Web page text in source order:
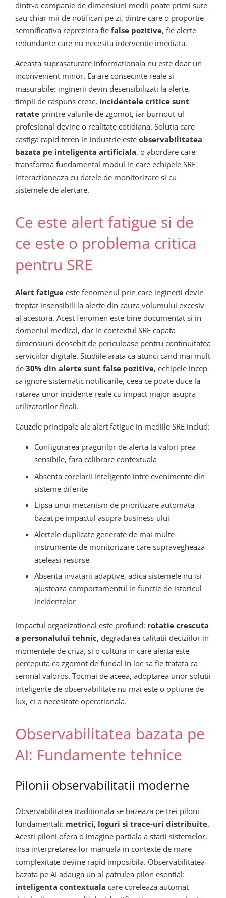
dintr-o companie de dimensiuni medii poate primi sute
sau chiar mii de notificari pe zi, dintre care o proportie
semnificativa reprezinta fie false pozitive, fie alerte
redundante care nu necesita interventie imediata.
Aceasta suprasaturare informationala nu este doar un
inconvenient minor. Ea are consecinte reale si
masurabile: inginerii devin desensibilizati la alerte,
timpii de raspuns cresc, incidentele critice sunt
ratate printre valurile de zgomot, iar burnout-ul
profesional devine o realitate cotidiana. Solutia care
castiga rapid teren in industrie este observabilitatea
bazata pe inteligenta artificiala, o abordare care
transforma fundamental modul in care echipele SRE
interactioneaza cu datele de monitorizare si cu
sistemele de alertare.
Ce este alert fatigue si de
ce este o problema critica
pentru SRE
Alert fatigue este fenomenul prin care inginerii devin
treptat insensibili la alerte din cauza volumului excesiv
al acestora. Acest fenomen este bine documentat si in
domeniul medical, dar in contextul SRE capata
dimensiuni deosebit de periculoase pentru continuitatea
serviciilor digitale. Studiile arata ca atunci cand mai mult
de 30% din alerte sunt false pozitive, echipele incep
sa ignore sistematic notificarile, ceea ce poate duce la
ratarea unor incidente reale cu impact major asupra
utilizatorilor finali.
Cauzele principale ale alert fatigue in mediile SRE includ:
Configurarea pragurilor de alerta la valori prea
sensibile, fara calibrare contextuala
Absenta corelarii inteligente intre evenimente din
sisteme diferite
Lipsa unui mecanism de prioritizare automata
bazat pe impactul asupra business-ului
Alertele duplicate generate de mai multe
instrumente de monitorizare care supravegheaza
aceleasi resurse
Absenta invatarii adaptive, adica sistemele nu isi
ajusteaza comportamentul in functie de istoricul
incidentelor
Impactul organizational este profund: rotatie crescuta
a personalului tehnic, degradarea calitatii deciziilor in
momentele de criza, si o cultura in care alerta este
perceputa ca zgomot de fundal in loc sa fie tratata ca
semnal valoros. Tocmai de aceea, adoptarea unor solutii
inteligente de observabilitate nu mai este o optiune de
lux, ci o necesitate operationala.
Observabilitatea bazata pe
AI: Fundamente tehnice
Pilonii observabilitatii moderne
Observabilitatea traditionala se bazeaza pe trei piloni
fundamentali: metrici, loguri si trace-uri distribuite.
Acesti piloni ofera o imagine partiala a starii sistemelor,
insa interpretarea lor manuala in contexte de mare
complexitate devine rapid imposibila. Observabilitatea
bazata pe AI adauga un al patrulea pilon esential:
inteligenta contextuala care coreleaza automat